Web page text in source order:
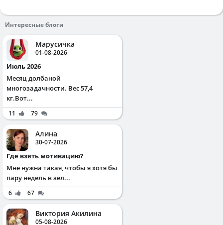
Интересные блоги
Марусичка
01-08-2026
Июль 2026
Месяц долбаной
многозадачности. Вес 57,4
кг.Вот...
11 79
Алина
30-07-2026
Где взять мотивацию?
Мне нужна такая, чтобы я хотя бы
пару недель в зел...
6 67
Виктория Акилина
05-08-2026